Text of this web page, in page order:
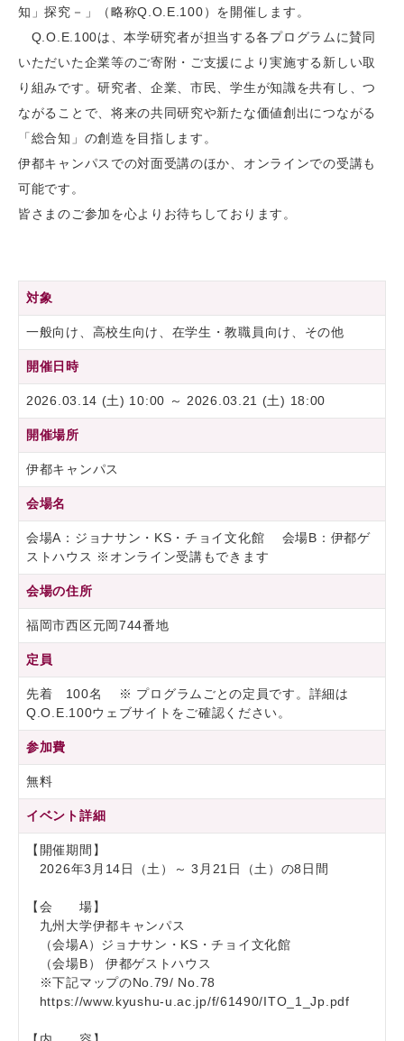
知」探究－」（略称Q.O.E.100）を開催します。
Q.O.E.100は、本学研究者が担当する各プログラムに賛同
いただいた企業等のご寄附・ご支援により実施する新しい取
り組みです。研究者、企業、市民、学生が知識を共有し、つ
ながることで、将来の共同研究や新たな価値創出につながる
「総合知」の創造を目指します。
伊都キャンパスでの対面受講のほか、オンラインでの受講も
可能です。
皆さまのご参加を心よりお待ちしております。
対象
一般向け、高校生向け、在学生・教職員向け、その他
開催日時
2026.03.14 (土) 10:00 ～ 2026.03.21 (土) 18:00
開催場所
伊都キャンパス
会場名
会場A：ジョナサン・KS・チョイ文化館 会場B：伊都ゲ
ストハウス ※オンライン受講もできます
会場の住所
福岡市西区元岡744番地
定員
先着 100名 ※ プログラムごとの定員です。詳細は
Q.O.E.100ウェブサイトをご確認ください。
参加費
無料
イベント詳細
【開催期間】
2026年3月14日（土）～ 3月21日（土）の8日間
【会 場】
九州大学伊都キャンパス
（会場A）ジョナサン・KS・チョイ文化館
（会場B） 伊都ゲストハウス
※下記マップのNo.79/ No.78
https://www.kyushu-u.ac.jp/f/61490/ITO_1_Jp.pdf